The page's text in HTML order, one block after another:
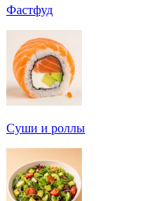
Фастфуд
Суши и роллы